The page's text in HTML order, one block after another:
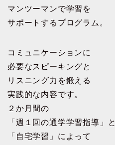
マンツーマンで学習を
サポートするプログラム。
コミュニケーションに
必要なスピーキングと
リスニング力を鍛える
実践的な内容です。
２か月間の
「週１回の通学学習指導」と
「自宅学習」によって